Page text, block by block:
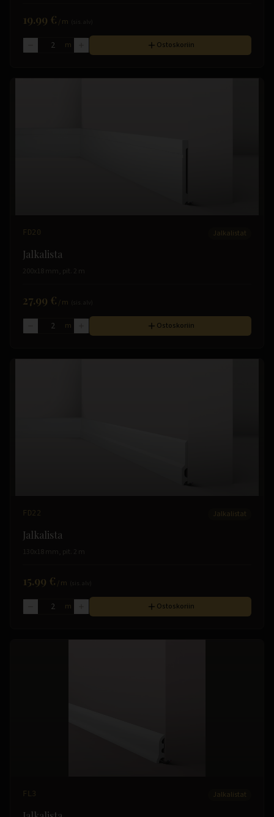
19.99 € /m
m Ostoskoriin
FD20 Jalkalistat
Jalkalista
200x18 mm, pit. 2 m
27.99 € /m
m Ostoskoriin
FD22 Jalkalistat
Jalkalista
130x18 mm, pit. 2 m
15.99 € /m
m Ostoskoriin
FL3 Jalkalistat